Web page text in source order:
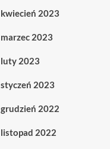
kwiecień 2023
marzec 2023
luty 2023
styczeń 2023
grudzień 2022
listopad 2022